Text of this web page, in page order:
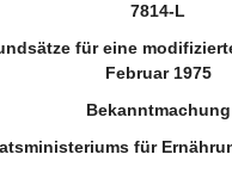
7814-L
für eine
Februar 1975
Bekanntmachung
für